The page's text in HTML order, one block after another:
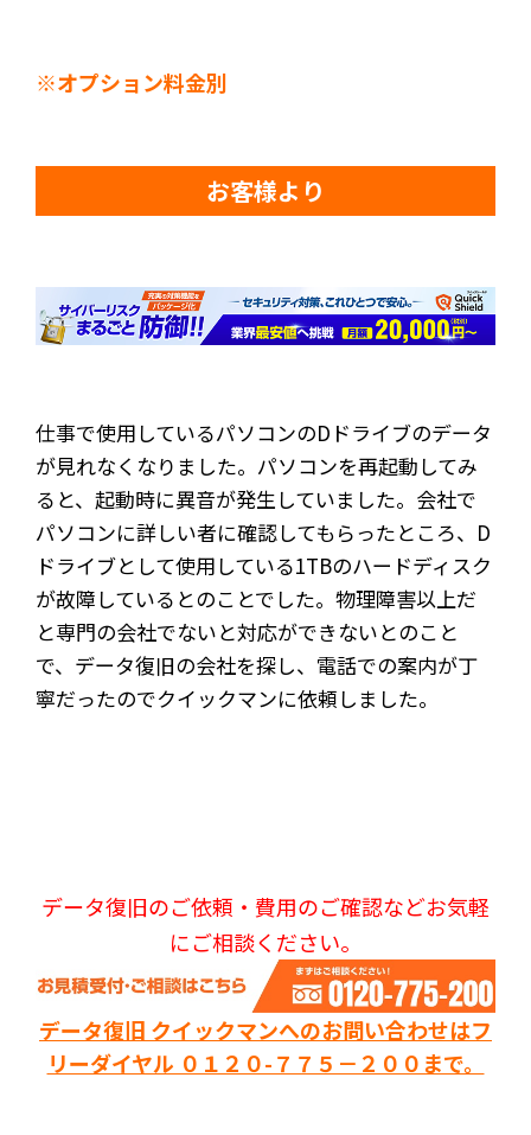
※オプション料金別
お客様より
仕事で使用しているパソコンのDドライブのデータ
が見れなくなりました。パソコンを再起動してみ
ると、起動時に異音が発生していました。会社で
パソコンに詳しい者に確認してもらったところ、D
ドライブとして使用している1TBのハードディスク
が故障しているとのことでした。物理障害以上だ
と専門の会社でないと対応ができないとのこと
で、データ復旧の会社を探し、電話での案内が丁
寧だったのでクイックマンに依頼しました。
データ復旧のご依頼・費用のご確認などお気軽
にご相談ください。
データ復旧 クイックマンへのお問い合わせはフ
リーダイヤル ０１２０-７７５－２００まで。